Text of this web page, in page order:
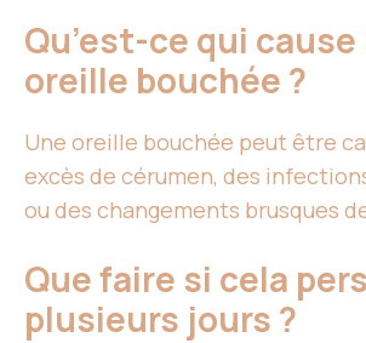
Qu’est-ce qui
oreille bouchée ?
Une oreille bouchée peut être
excès de cérumen, des
ou des changements brusques
Que faire si cela
plusieurs jours ?